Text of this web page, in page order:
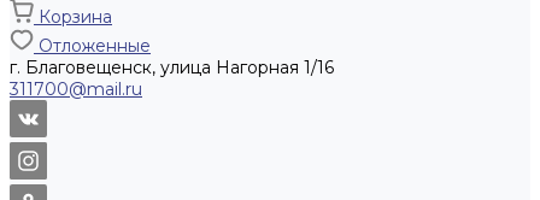
Корзина
Отложенные
г. Благовещенск, улица Нагорная 1/16
311700@mail.ru